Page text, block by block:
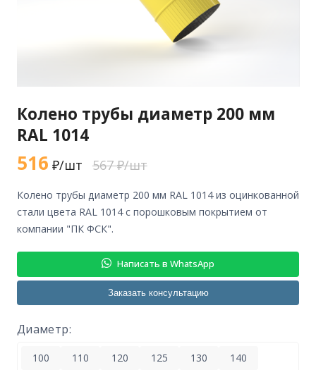
Колено трубы диаметр 200 мм
RAL 1014
516 ₽/шт 567 ₽/шт
колено трубы диаметр 200 мм RAL 1014 из оцинкованной
стали цвета RAL 1014 с порошковым покрытием от
компании "ПК ФСК".
Написать в WhatsApp
Заказать консультацию
Диаметр:
100 110 120 125 130
140